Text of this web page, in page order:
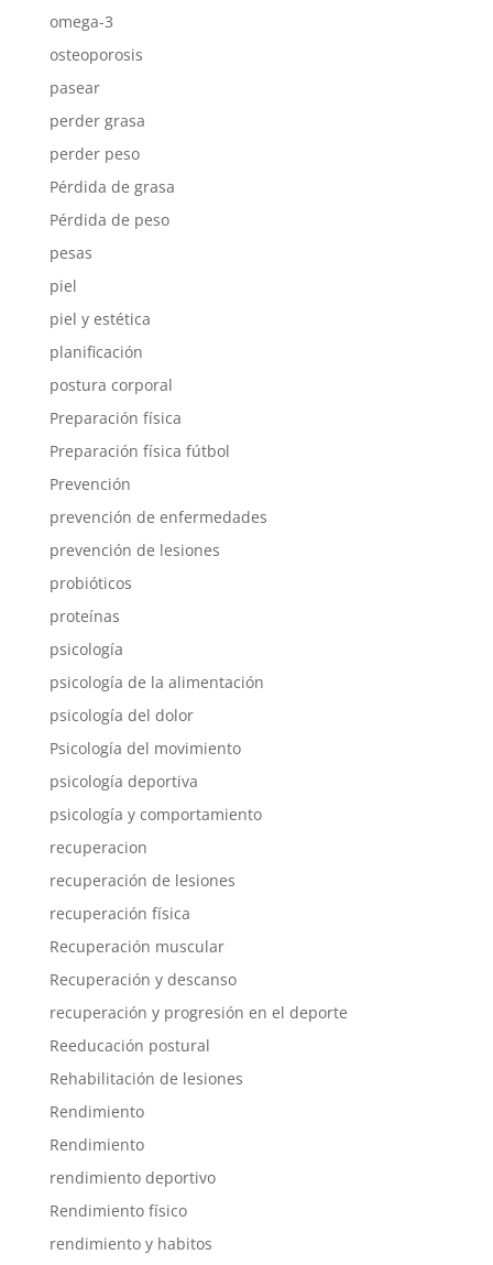
omega-3
osteoporosis
pasear
perder grasa
perder peso
Pérdida de grasa
Pérdida de peso
pesas
piel
piel y estética
planificación
postura corporal
Preparación física
Preparación física fútbol
Prevención
prevención de enfermedades
prevención de lesiones
probióticos
proteínas
psicología
psicología de la alimentación
psicología del dolor
Psicología del movimiento
psicología deportiva
psicología y comportamiento
recuperacion
recuperación de lesiones
recuperación física
Recuperación muscular
Recuperación y descanso
recuperación y progresión en el deporte
Reeducación postural
Rehabilitación de lesiones
Rendimiento
Rendimiento
rendimiento deportivo
Rendimiento físico
rendimiento y habitos